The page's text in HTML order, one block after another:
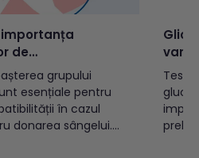
importanța
de
grupului
esențiale pentru
în cazul
donarea sângelui.